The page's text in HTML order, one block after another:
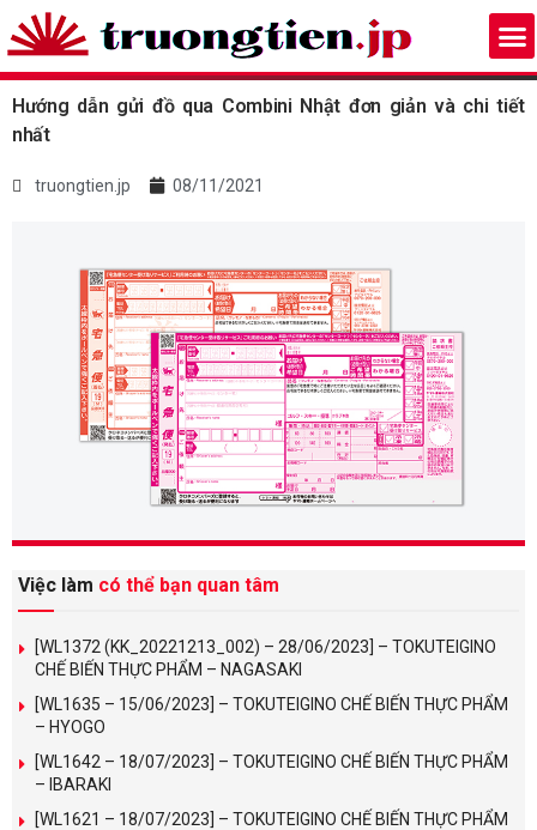
Hướng dẫn gửi đồ qua Combini Nhật đơn giản và chi tiết
nhất
truongtien.jp 08/11/2021
Việc làm có thể bạn quan tâm
[WL1372 (KK_20221213_002) – 28/06/2023] – TOKUTEIGINO
CHẾ BIẾN THỰC PHẨM – NAGASAKI
[WL1635 – 15/06/2023] – TOKUTEIGINO CHẾ BIẾN THỰC PHẨM
– HYOGO
[WL1642 – 18/07/2023] – TOKUTEIGINO CHẾ BIẾN THỰC PHẨM
– IBARAKI
[WL1621 – 18/07/2023] – TOKUTEIGINO CHẾ BIẾN THỰC PHẨM